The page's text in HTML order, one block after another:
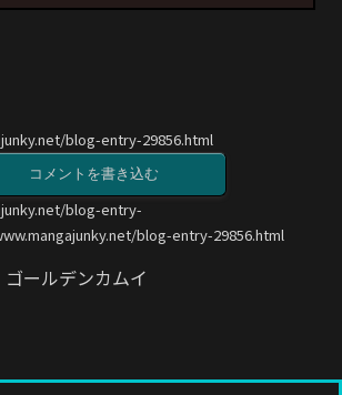
blog-entry-29856.html
コメントを書き込む
blog-entry-
blog-entry-29856.html
ゴールデンカムイ